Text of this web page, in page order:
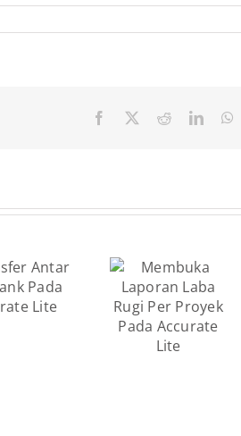
Facebook Reddit
Membuka
Laporan
Laba Rugi
Membuka
Laporan
Penjualan
Harian
Pada
Accurate